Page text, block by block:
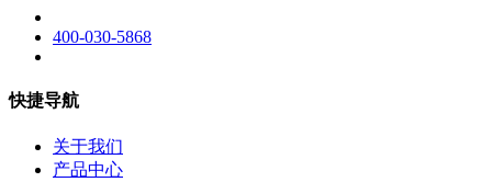
400-030-5868
快捷导航
关于我们
产品中心